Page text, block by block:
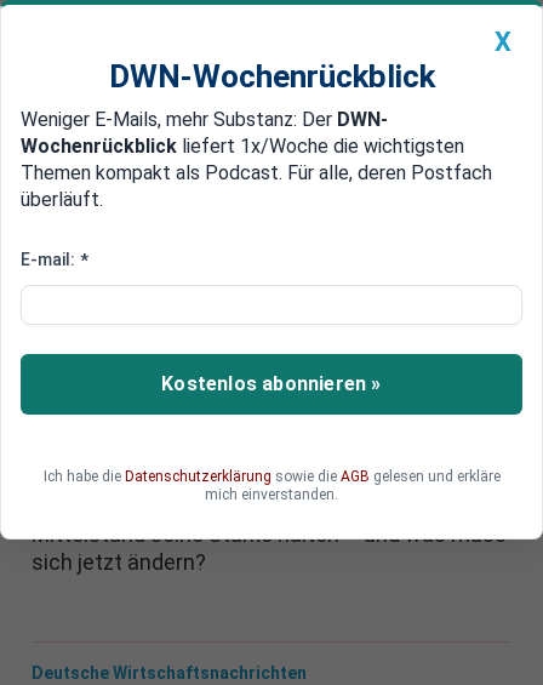
Newsticker MEIN DWN: Geldanlage Premium
Edelmetalle DWN-Magazin China
KfW-Analyse: Mittelstand-
Bürokratie bleibt Bremse
Der Mittelstand in Deutschland erreicht einen
historischen Mittelstand-Beschäftigungsrekord,
Kosten, Bürokratie und schwache Investitionen
gefährden den Aufschwung. Wie lange kann der
Mittelstand seine Stärke halten – und was muss
sich jetzt ändern?
Deutsche Wirtschaftsnachrichten
X
DWN-Wochenrückblick
Weniger E-Mails, mehr Substanz: Der DWN-
Wochenrückblick liefert 1x/Woche die wichtigsten
Themen kompakt als Podcast. Für alle, deren Postfach
überläuft.
E-mail: *
Kostenlos abonnieren »
Ich habe die Datenschutzerklärung sowie die AGB gelesen und erkläre
mich einverstanden.